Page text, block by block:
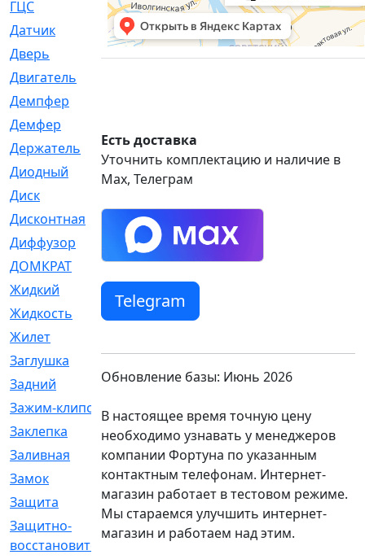
ГЦС
[74]
Датчик
[969]
Дверь
[249]
Двигатель
Демпфер
Демфер
Держатель
[5]
Диодный
[3]
Диск
Дисконтная
[1]
Диффузор
[1]
ДОМКРАТ
[1]
Жидкий
Жидкость
[80]
Жилет
Заглушка
Задний
[528]
Зажим-клипса
Заклепка
[1]
Заливная
[4]
Замок
[12]
Защита
[79]
Защитно-
восстановительный
[4]
Есть доставка
Уточнить комплектацию и наличие в
Max, Телеграм
Telegram
Обновление базы: Июнь 2026
В настоящее время точную цену
необходимо узнавать у менеджеров
компании Фортуна по указанным
контактным телефонам. Интернет-
магазин работает в тестовом режиме.
Мы стараемся улучшить интернет-
магазин и работаем над этим.